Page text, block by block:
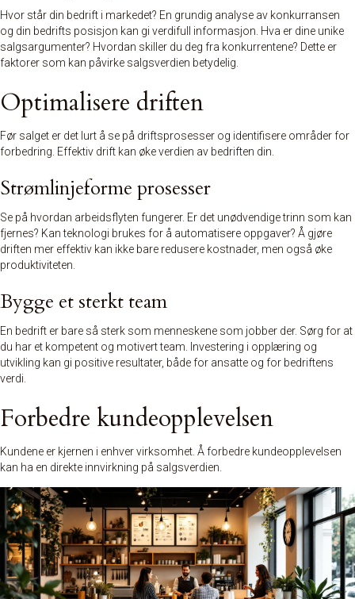
Hvor står din bedrift i markedet? En grundig analyse av konkurransen
og din bedrifts posisjon kan gi verdifull informasjon. Hva er dine unike
salgsargumenter? Hvordan skiller du deg fra konkurrentene? Dette er
faktorer som kan påvirke salgsverdien betydelig.
Optimalisere driften
Før salget er det lurt å se på driftsprosesser og identifisere områder for
forbedring. Effektiv drift kan øke verdien av bedriften din.
Strømlinjeforme prosesser
Se på hvordan arbeidsflyten fungerer. Er det unødvendige trinn som kan
fjernes? Kan teknologi brukes for å automatisere oppgaver? Å gjøre
driften mer effektiv kan ikke bare redusere kostnader, men også øke
produktiviteten.
Bygge et sterkt team
En bedrift er bare så sterk som menneskene som jobber der. Sørg for at
du har et kompetent og motivert team. Investering i opplæring og
utvikling kan gi positive resultater, både for ansatte og for bedriftens
verdi.
Forbedre kundeopplevelsen
Kundene er kjernen i enhver virksomhet. Å forbedre kundeopplevelsen
kan ha en direkte innvirkning på salgsverdien.